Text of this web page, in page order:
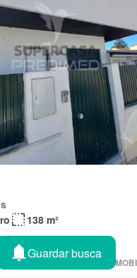
138 m²
Supercasa - PREDIMED
Guardar busca